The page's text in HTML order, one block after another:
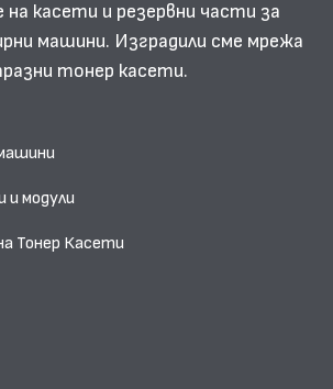
на касети и резервни части за
машини. Изградили сме мрежа
тонер касети.
и модули
Тонер Касети